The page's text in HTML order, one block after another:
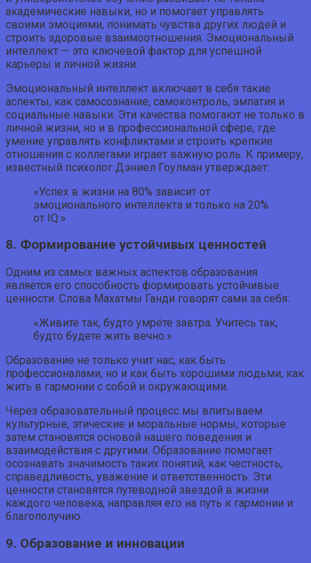
академические навыки, но и помогает управлять
своими эмоциями, понимать чувства других людей и
строить здоровые взаимоотношения. Эмоциональный
интеллект — это ключевой фактор для успешной
карьеры и личной жизни.
Эмоциональный интеллект включает в себя такие
аспекты, как самосознание, самоконтроль, эмпатия и
социальные навыки. Эти качества помогают не только в
личной жизни, но и в профессиональной сфере, где
умение управлять конфликтами и строить крепкие
отношения с коллегами играет важную роль. К примеру,
известный психолог Дэниел Гоулман утверждает:
«Успех в жизни на 80% зависит от
эмоционального интеллекта и только на 20%
от IQ.»
8. Формирование устойчивых ценностей
Одним из самых важных аспектов образования
является его способность формировать устойчивые
ценности. Слова Махатмы Ганди говорят сами за себя:
«Живите так, будто умрёте завтра. Учитесь так,
будто будете жить вечно.»
Образование не только учит нас, как быть
профессионалами, но и как быть хорошими людьми, как
жить в гармонии с собой и окружающими.
Через образовательный процесс мы впитываем
культурные, этические и моральные нормы, которые
затем становятся основой нашего поведения и
взаимодействия с другими. Образование помогает
осознавать значимость таких понятий, как честность,
справедливость, уважение и ответственность. Эти
ценности становятся путеводной звездой в жизни
каждого человека, направляя его на путь к гармонии и
благополучию.
9. Образование и инновации